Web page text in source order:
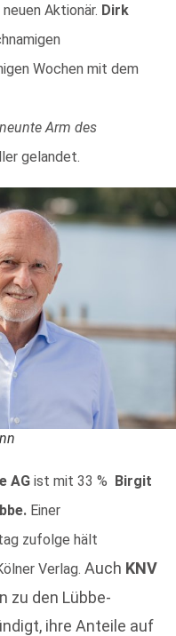
neuen Aktionär. Dirk
Wochen mit dem
Arm des
gelandet.
AG ist mit 33 % Birgit
Einer
zufolge hält
Verlag. Auch KNV
zu den Lübbe-
ihre Anteile auf